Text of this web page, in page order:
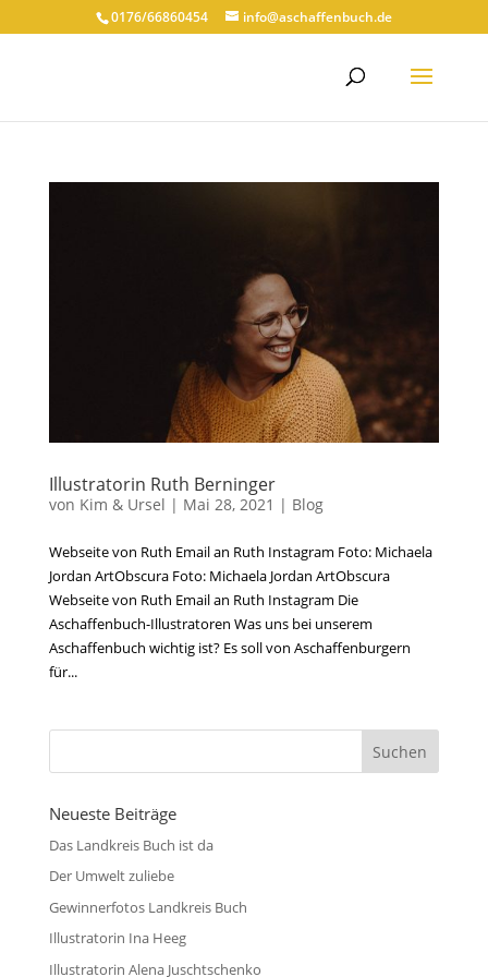
0176/66860454 info@aschaffenbuch.de
Illustratorin Ruth Berninger
von Kim & Ursel | Mai 28, 2021 | Blog
Webseite von Ruth Email an Ruth Instagram Foto: Michaela
Jordan ArtObscura Foto: Michaela Jordan ArtObscura
Webseite von Ruth Email an Ruth Instagram Die
Aschaffenbuch-Illustratoren Was uns bei unserem
Aschaffenbuch wichtig ist? Es soll von Aschaffenburgern
für...
Neueste Beiträge
Das Landkreis Buch ist da
Der Umwelt zuliebe
Gewinnerfotos Landkreis Buch
Illustratorin Ina Heeg
Illustratorin Alena Juschtschenko